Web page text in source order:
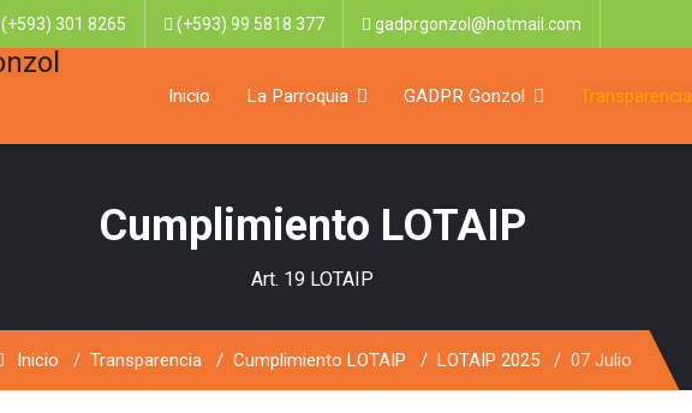
(+593) 301 8265 (+593) 99 5818 377 gadprgonzol@hotmail.com
Inicio La Parroquia GADPR Gonzol Transparencia
Cumplimiento LOTAIP
Art. 19 LOTAIP
Inicio Transparencia Cumplimiento LOTAIP LOTAIP 2025 07 Julio